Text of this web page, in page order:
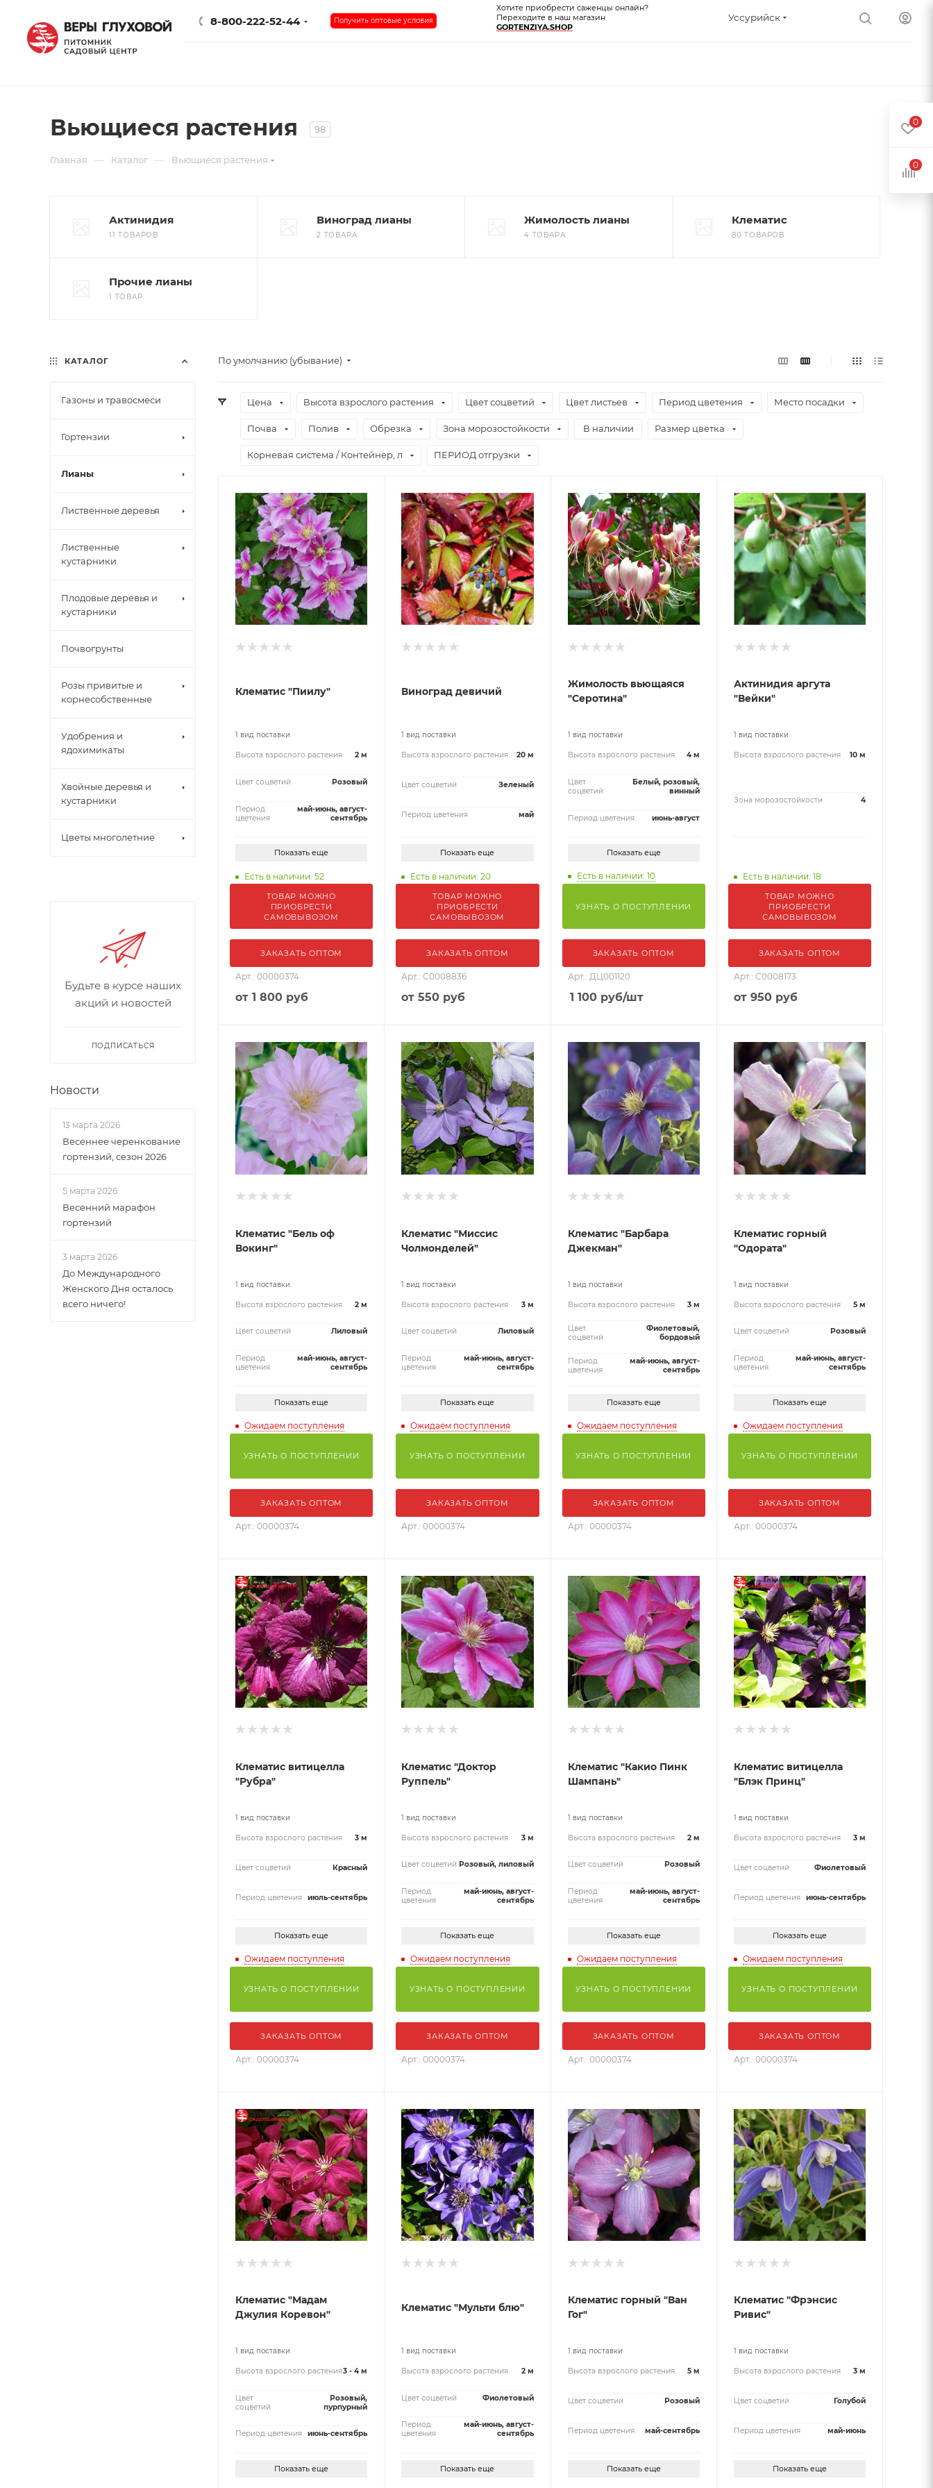
8-800-222-52-44 Получить оптовые условия
Хотите приобрести саженцы онлайн?
Переходите в наш магазин
GORTENZIYA.SHOP
Уссурийск
Вьющиеся растения 98
Главная — Каталог — Вьющиеся растения
Актинидия
11 ТОВАРОВ
Виноград лианы
2 ТОВАРА
Жимолость лианы
4 ТОВАРА
Клематис
80 ТОВАРОВ
Прочие лианы
1 ТОВАР
По умолчанию (убывание)
Цена Высота взрослого растения Цвет соцветий Цвет листьев Период цветения Место посадки
Почва Полив Обрезка Зона морозостойкости В наличии Размер цветка
Корневая система / Контейнер, л ПЕРИОД отгрузки
Клематис "Пиилу"
1 вид поставки
Высота взрослого растения 2 м
Цвет соцветий Розовый
Период
цветения
май-июнь, август-
сентябрь
Показать еще
Есть в наличии: 52
ТОВАР МОЖНО
ПРИОБРЕСТИ
САМОВЫВОЗОМ
ЗАКАЗАТЬ ОПТОМ
Арт.: 00000374
от 1 800 руб
Виноград девичий
1 вид поставки
Высота взрослого растения 20 м
Цвет соцветий Зеленый
Период цветения май
Показать еще
Есть в наличии: 20
ТОВАР МОЖНО
ПРИОБРЕСТИ
САМОВЫВОЗОМ
ЗАКАЗАТЬ ОПТОМ
Арт.: С0008836
от550 руб
Жимолость вьющаяся
"Серотина"
1 вид поставки
Высота взрослого растения 4 м
Цвет
соцветий
Белый, розовый,
винный
Период цветения июнь-август
Показать еще
Есть в наличии: 10
УЗНАТЬ О ПОСТУПЛЕНИИ
ЗАКАЗАТЬ ОПТОМ
Арт.: ДЦ001120
1 100руб/шт
Актинидия аргута
"Вейки"
1 вид поставки
Высота взрослого растения 10 м
Зона морозостойкости 4
Есть в наличии: 18
ТОВАР МОЖНО
ПРИОБРЕСТИ
САМОВЫВОЗОМ
ЗАКАЗАТЬ ОПТОМ
Арт.: С0008173
от 950 руб
Клематис "Бель оф
Вокинг"
1 вид поставки
Высота взрослого растения 2 м
Цвет соцветий Лиловый
Период
цветения
май-июнь, август-
сентябрь
Показать еще
Ожидаем поступления
УЗНАТЬ О ПОСТУПЛЕНИИ
ЗАКАЗАТЬ ОПТОМ
Арт.: 00000374
Клематис "Миссис
Чолмонделей"
1 вид поставки
Высота взрослого растения 3 м
Цвет соцветий Лиловый
Период
цветения
май-июнь, август-
сентябрь
Показать еще
Ожидаем поступления
УЗНАТЬ О ПОСТУПЛЕНИИ
ЗАКАЗАТЬ ОПТОМ
Арт.: 00000374
Клематис "Барбара
Джекман"
1 вид поставки
Высота взрослого растения 3 м
Цвет
соцветий
Фиолетовый,
бордовый
Период
цветения
май-июнь, август-
сентябрь
Показать еще
Ожидаем поступления
УЗНАТЬ О ПОСТУПЛЕНИИ
ЗАКАЗАТЬ ОПТОМ
Арт.: 00000374
Клематис горный
"Одората"
1 вид поставки
Высота взрослого растения 5 м
Цвет соцветий Розовый
Период
цветения
май-июнь, август-
сентябрь
Показать еще
Ожидаем поступления
УЗНАТЬ О ПОСТУПЛЕНИИ
ЗАКАЗАТЬ ОПТОМ
Арт.: 00000374
Клематис витицелла
"Рубра"
1 вид поставки
Высота взрослого растения 3 м
Цвет соцветий Красный
Период цветения июль-сентябрь
Показать еще
Ожидаем поступления
УЗНАТЬ О ПОСТУПЛЕНИИ
ЗАКАЗАТЬ ОПТОМ
Арт.: 00000374
Клематис "Доктор
Руппель"
1 вид поставки
Высота взрослого растения 3 м
Цвет соцветий Розовый, лиловый
Период
цветения
май-июнь, август-
сентябрь
Показать еще
Ожидаем поступления
УЗНАТЬ О ПОСТУПЛЕНИИ
ЗАКАЗАТЬ ОПТОМ
Арт.: 00000374
Клематис "Какио Пинк
Шампань"
1 вид поставки
Высота взрослого растения 2 м
Цвет соцветий Розовый
Период
цветения
май-июнь, август-
сентябрь
Показать еще
Ожидаем поступления
УЗНАТЬ О ПОСТУПЛЕНИИ
ЗАКАЗАТЬ ОПТОМ
Арт.: 00000374
Клематис витицелла
"Блэк Принц"
1 вид поставки
Высота взрослого растения 3 м
Цвет соцветий Фиолетовый
Период цветения июнь-сентябрь
Показать еще
Ожидаем поступления
УЗНАТЬ О ПОСТУПЛЕНИИ
ЗАКАЗАТЬ ОПТОМ
Арт.: 00000374
Клематис "Мадам
Джулия Коревон"
1 вид поставки
Высота взрослого растения3 - 4 м
Цвет
соцветий
Розовый,
пурпурный
Период цветения июнь-сентябрь
Показать еще
Клематис "Мульти блю"
1 вид поставки
Высота взрослого растения 2 м
Цвет соцветий Фиолетовый
Период
цветения
май-июнь, август-
сентябрь
Показать еще
Клематис горный "Ван
Гог"
1 вид поставки
Высота взрослого растения 5 м
Цвет соцветий Розовый
Период цветения май-сентябрь
Показать еще
Клематис "Фрэнсис
Ривис"
1 вид поставки
Высота взрослого растения 3 м
Цвет соцветий Голубой
Период цветения май-июнь
Показать еще
КАТАЛОГ
Газоны и травосмеси
Гортензии
Лианы
Лиственные деревья
Лиственные
кустарники
Плодовые деревья и
кустарники
Почвогрунты
Розы привитые и
корнесобственные
Удобрения и
ядохимикаты
Хвойные деревья и
кустарники
Цветы многолетние
Будьте в курсе наших
акций и новостей
ПОДПИСАТЬСЯ
Новости
13 марта 2026
Весеннее черенкование
гортензий, сезон 2026
5 марта 2026
Весенний марафон
гортензий
3 марта 2026
До Международного
Женского Дня осталось
всего ничего!
0
0